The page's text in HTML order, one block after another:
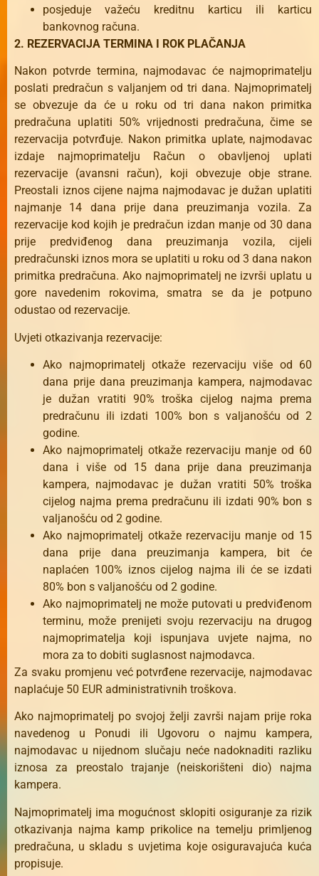
posjeduje važeću kreditnu karticu ili karticu
bankovnog računa.
2. REZERVACIJA TERMINA I ROK PLAČANJA
Nakon potvrde termina, najmodavac će najmoprimatelju
poslati predračun s valjanjem od tri dana. Najmoprimatelj
se obvezuje da će u roku od tri dana nakon primitka
predračuna uplatiti 50% vrijednosti predračuna, čime se
rezervacija potvrđuje. Nakon primitka uplate, najmodavac
izdaje najmoprimatelju Račun o obavljenoj uplati
rezervacije (avansni račun), koji obvezuje obje strane.
Preostali iznos cijene najma najmodavac je dužan uplatiti
najmanje 14 dana prije dana preuzimanja vozila. Za
rezervacije kod kojih je predračun izdan manje od 30 dana
prije predviđenog dana preuzimanja vozila, cijeli
predračunski iznos mora se uplatiti u roku od 3 dana nakon
primitka predračuna. Ako najmoprimatelj ne izvrši uplatu u
gore navedenim rokovima, smatra se da je potpuno
odustao od rezervacije.
Uvjeti otkazivanja rezervacije:
Ako najmoprimatelj otkaže rezervaciju više od 60
dana prije dana preuzimanja kampera, najmodavac
je dužan vratiti 90% troška cijelog najma prema
predračunu ili izdati 100% bon s valjanošću od 2
godine.
Ako najmoprimatelj otkaže rezervaciju manje od 60
dana i više od 15 dana prije dana preuzimanja
kampera, najmodavac je dužan vratiti 50% troška
cijelog najma prema predračunu ili izdati 90% bon s
valjanošću od 2 godine.
Ako najmoprimatelj otkaže rezervaciju manje od 15
dana prije dana preuzimanja kampera, bit će
naplaćen 100% iznos cijelog najma ili će se izdati
80% bon s valjanošću od 2 godine.
Ako najmoprimatelj ne može putovati u predviđenom
terminu, može prenijeti svoju rezervaciju na drugog
najmoprimatelja koji ispunjava uvjete najma, no
mora za to dobiti suglasnost najmodavca.
Za svaku promjenu već potvrđene rezervacije, najmodavac
naplaćuje 50 EUR administrativnih troškova.
Ako najmoprimatelj po svojoj želji završi najam prije roka
navedenog u Ponudi ili Ugovoru o najmu kampera,
najmodavac u nijednom slučaju neće nadoknaditi razliku
iznosa za preostalo trajanje (neiskorišteni dio) najma
kampera.
Najmoprimatelj ima mogućnost sklopiti osiguranje za rizik
otkazivanja najma kamp prikolice na temelju primljenog
predračuna, u skladu s uvjetima koje osiguravajuća kuća
propisuje.